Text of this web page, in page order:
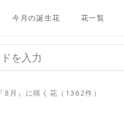
今月の誕生花 花一覧
『8月』に咲く花（1362件）